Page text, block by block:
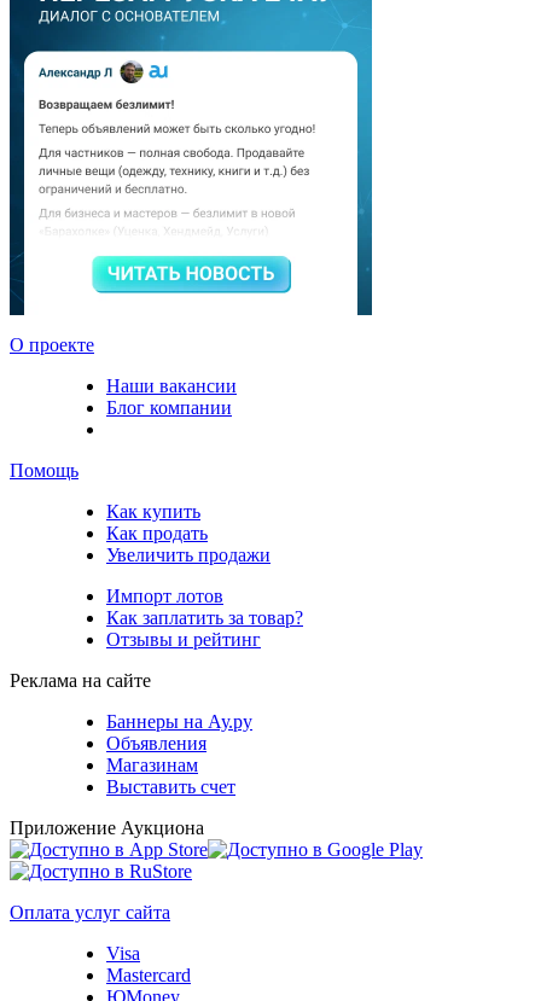
О проекте
Наши вакансии
Блог компании
Помощь
Как купить
Как продать
Увеличить продажи
Импорт лотов
Как заплатить за товар?
Отзывы и рейтинг
Реклама на сайте
Баннеры на Ау.ру
Объявления
Магазинам
Выставить счет
Приложение Аукциона
Оплата услуг сайта
Visa
Mastercard
ЮMoney